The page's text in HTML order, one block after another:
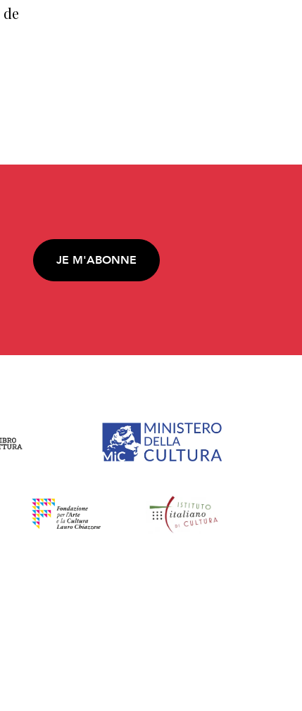
de
JE M'ABONNE